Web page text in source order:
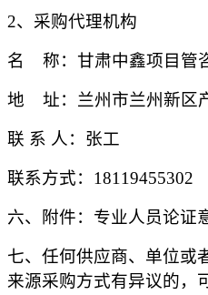
2、采购代理机构
名 称：甘肃中鑫项目管
地 址：兰州市兰州新区
联 系 人：张工
联系方式： 18119455302
六、附件：专业人员论证
七、任何供应商、单位或
来源采购方式有异议的，